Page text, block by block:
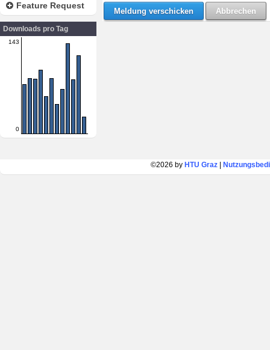
Feature Request
Downloads pro Tag
143
0
©2026 by HTU Graz|